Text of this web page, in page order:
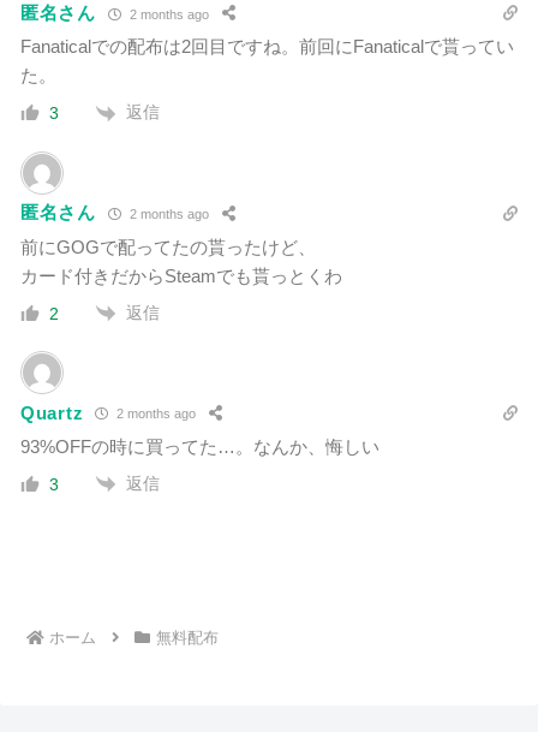
匿名さん 2 months ago
Fanaticalでの配布は2回目ですね。前回にFanaticalで貰ってい
た。
3 返信
匿名さん 2 months ago
前にGOGで配ってたの貰ったけど、
カード付きだからSteamでも貰っとくわ
2 返信
Quartz 2 months ago
93%OFFの時に買ってた…。なんか、悔しい
3 返信
ホーム 無料配布